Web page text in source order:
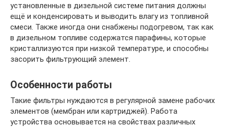
установленные в дизельной системе питания должны
ещё и конденсировать и выводить влагу из топливной
смеси. Также иногда они снабжены подогревом, так как
в дизельном топливе содержатся парафины, которые
кристаллизуются при низкой температуре, и способны
засорить фильтрующий элемент.
Особенности работы
Такие фильтры нуждаются в регулярной замене рабочих
элементов (мембран или картриджей). Работа
устройства основывается на свойствах различных